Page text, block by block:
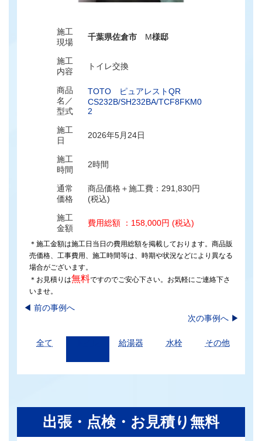
施工
現場
千葉県佐倉市 M様邸
施工
内容
トイレ交換
商品
名／
型式
TOTO ピュアレストQR
CS232B/SH232BA/TCF8FKM0
2
施工
日
2026年5月24日
施工
時間
2時間
通常
価格
商品価格＋施工費：291,830円
(税込)
施工
金額
費用総額 ：158,000円 (税込)
＊施工金額は施工日当日の費用総額を掲載しております。商品販
売価格、工事費用、施工時間等は、時期や状況などにより異なる
場合がございます。
＊お見積りは無料ですのでご安心下さい。お気軽にご連絡下さ
いませ。
◀︎ 前の事例へ
次の事例へ ▶
全て 給湯器 水栓 その他
出張・点検・お見積り無料